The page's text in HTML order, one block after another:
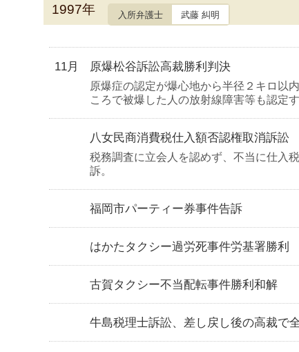
1997年 入所弁護士 武藤 糾明
11月 原爆松谷訴訟高裁勝利判決
原爆症の認定が爆心地から半径２キロ以
ころで被爆した人の放射線障害等も認定
八女民商消費税仕入額否認権取消訴訟
税務調査に立会人を認めず、不当に仕入
訴。
福岡市パーティー券事件告訴
はかたタクシー過労死事件労基署勝利
古賀タクシー不当配転事件勝利和解
牛島税理士訴訟、差し戻し後の高裁で